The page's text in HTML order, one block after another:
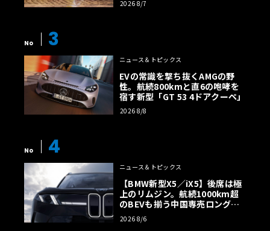
2026 8/7
No 3
ニュース＆トピックス
EVの常識を撃ち抜くAMGの野
性。航続800kmと直6の咆哮を
宿す新型「GT 53 4ドアクーペ」
2026 8/8
No 4
ニュース＆トピックス
【BMW新型X5／iX5】後席は極
上のリムジン。航続1000km超
のBEVも揃う中国専売ロング仕
様の全貌
2026 8/6